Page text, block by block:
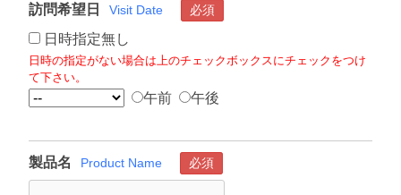
訪問希望日 Visit Date 必須
日時指定無し
日時の指定がない場合は上のチェックボックスにチェックをつけ
て下さい。
午前 午後
製品名 Product Name 必須